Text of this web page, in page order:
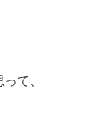
て、